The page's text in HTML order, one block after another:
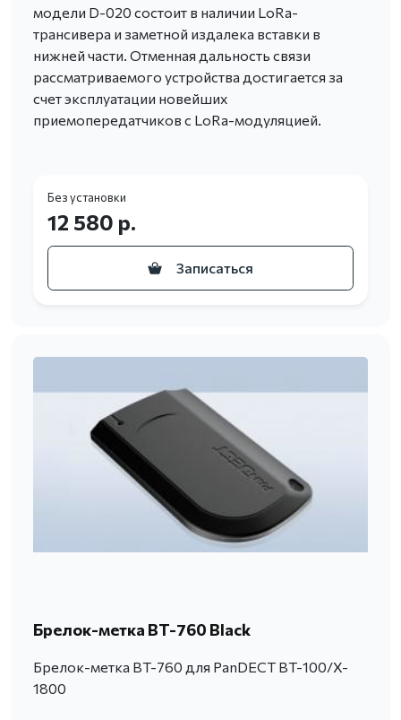
модели D-020 состоит в наличии LoRa-
трансивера и заметной издалека вставки в
нижней части. Отменная дальность связи
рассматриваемого устройства достигается за
счет эксплуатации новейших
приемопередатчиков с LoRa-модуляцией.
Без установки
12 580 р.
Записаться
Брелок-метка BT-760 Black
Брелок-метка BT-760 для PanDECT BT-100/X-
1800